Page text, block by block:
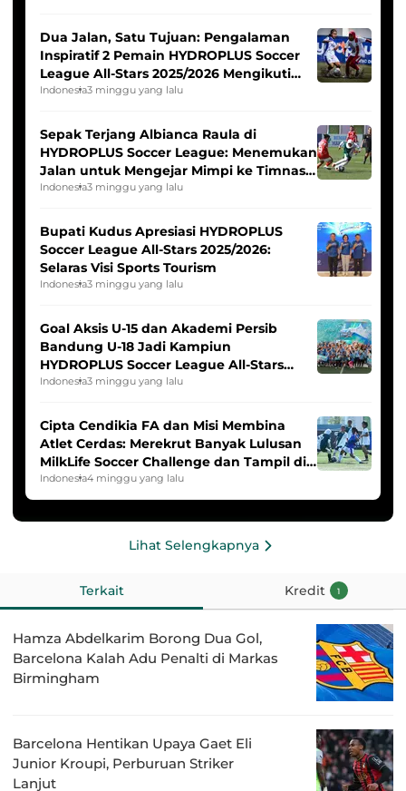
Dua Jalan, Satu Tujuan: Pengalaman
Inspiratif 2 Pemain HYDROPLUS Soccer
League All-Stars 2025/2026 Mengikuti
Seleksi Timnas Indonesia Putri
Indonesia3 minggu yang lalu
Sepak Terjang Albianca Raula di
HYDROPLUS Soccer League: Menemukan
Jalan untuk Mengejar Mimpi ke Timnas
Indonesia Putri
Indonesia3 minggu yang lalu
Bupati Kudus Apresiasi HYDROPLUS
Soccer League All-Stars 2025/2026:
Selaras Visi Sports Tourism
Indonesia3 minggu yang lalu
Goal Aksis U-15 dan Akademi Persib
Bandung U-18 Jadi Kampiun
HYDROPLUS Soccer League All-Stars
2025/2026
Indonesia3 minggu yang lalu
Cipta Cendikia FA dan Misi Membina
Atlet Cerdas: Merekrut Banyak Lulusan
MilkLife Soccer Challenge dan Tampil di
HYDROPLUS Soccer League
Indonesia4 minggu yang lalu
Lihat Selengkapnya
Terkait Kredit 1
Hamza Abdelkarim Borong Dua Gol,
Barcelona Kalah Adu Penalti di Markas
Birmingham
Barcelona Hentikan Upaya Gaet Eli
Junior Kroupi, Perburuan Striker
Lanjut